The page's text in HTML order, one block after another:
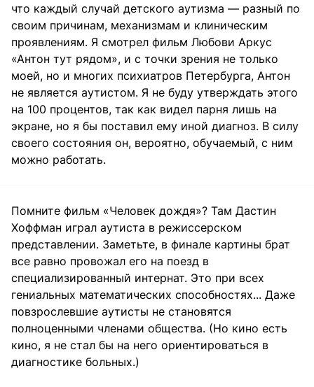
что каждый случай детского аутизма — разный по
своим причинам, механизмам и клиническим
проявлениям. Я смотрел фильм Любови Аркус
«Антон тут рядом», и с точки зрения не только
моей, но и многих психиатров Петербурга, Антон
не является аутистом. Я не буду утверждать этого
на 100 процентов, так как видел парня лишь на
экране, но я бы поставил ему иной диагноз. В силу
своего состояния он, вероятно, обучаемый, с ним
можно работать.
Помните фильм «Человек дождя»? Там Дастин
Хоффман играл аутиста в режиссерском
представлении. Заметьте, в финале картины брат
все равно провожал его на поезд в
специализированный интернат. Это при всех
гениальных математических способностях... Даже
повзрослевшие аутисты не становятся
полноценными членами общества. (Но кино есть
кино, я не стал бы на него ориентироваться в
диагностике больных.)